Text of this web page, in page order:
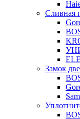
Сливная
Замок